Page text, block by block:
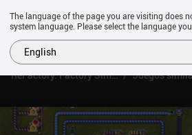
ReFactory: Factory SimulatorJuegos
The language of the page you are visiting does
system language. Please select the language
English